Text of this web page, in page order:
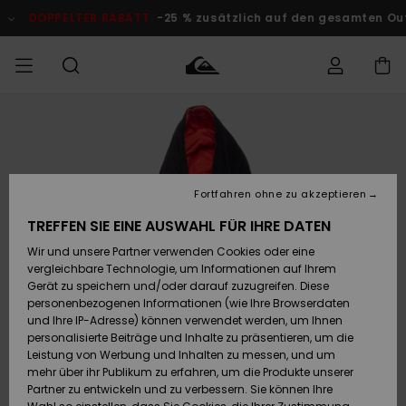
Produktinformation
RABATT -25 % zusätzlich auf den gesamten Outlet-
Kleidung
Accessoires
Schuhe&
Flip-Flops
Surf
Snow
JUNGEN
Kleidung
Accessoires
Schuhe&
Flip-Flops
Surf
Snow
FRAUEN
Shop
Brandneu
Highlights
Snow
SURF
Surf Shop
Männer
Kinder
Highlights
Community
SNOW
Snow Shop
Männer
Kinder
Snow Shop
Damen
Highlights
DOPPELTER
RABATT
Outlet
Herren
KINDER
Outlet
Frauen
Auf meine
Bestellung
zugreifen
Versand
Retouren
Bezahlung
Geschenkkarte
Quiksilver
TREFFEN SIE EINE AUSWAHL FÜR IHRE DATEN
Wir und unsere Partner verwenden Cookies oder eine
vergleichbare Technologie, um Informationen auf Ihrem
Gerät zu speichern und/oder darauf zuzugreifen. Diese
personenbezogenen Informationen (wie Ihre Browserdaten
und Ihre IP-Adresse) können verwendet werden, um Ihnen
personalisierte Beiträge und Inhalte zu präsentieren, um die
Leistung von Werbung und Inhalten zu messen, und um
mehr über ihr Publikum zu erfahren, um die Produkte unserer
Partner zu entwickeln und zu verbessern. Sie können Ihre
Fortfahren ohne zu akzeptieren